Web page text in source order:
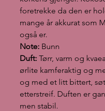
foretrekke da den er
mange år akkurat som
også er.
Note: Bunn
Duft: Tørr, varm og
ørlite kamferaktig og
og med et litt bittert,
etterstreif. Duften er
men stabil.